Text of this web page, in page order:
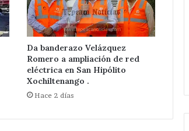
Da banderazo Velázquez
Romero a ampliación de red
eléctrica en San Hipólito
Xochiltenango .
Hace 2 días
en
Guadalupe
Calderón
pone
en
marcha
Hace 20 horas
Van por más servicios en
Guadalupe Calderón ; pone en
marcha Velázquez Romero
ampliación de Red Eléctrica.